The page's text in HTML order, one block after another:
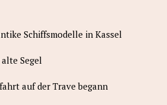
Schiffsmodelle in Kassel
Segel
auf der Trave begann